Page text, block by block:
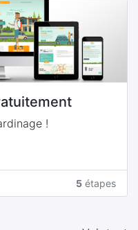
!
5 étapes